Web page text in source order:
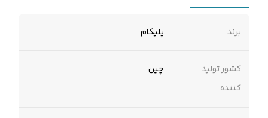
برند پلیکام
کشور تولید
کننده
چین